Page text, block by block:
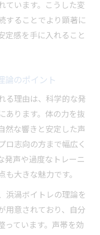
ています。こうした変
することでより顕著に
定感を手に入れること
論のポイント
る理由は、科学的な発
あります。体の力を抜
然な響きと安定した声
ロ志向の方まで幅広く
発声や過度なトレーニ
大きな魅力です。
浜渦ボイトレの理論を
用意されており、自分
っています。声帯を効